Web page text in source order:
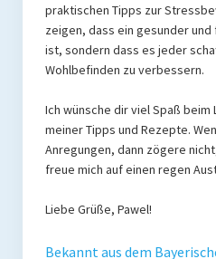
praktischen Tipps zur
zeigen, dass ein gesunder
ist, sondern dass es jeder
Wohlbefinden zu verbessern.
Ich wünsche dir viel Spaß
meiner Tipps und Rezepte.
Anregungen, dann zögere
freue mich auf einen regen
Liebe Grüße, Pawel!
Bekannt aus dem